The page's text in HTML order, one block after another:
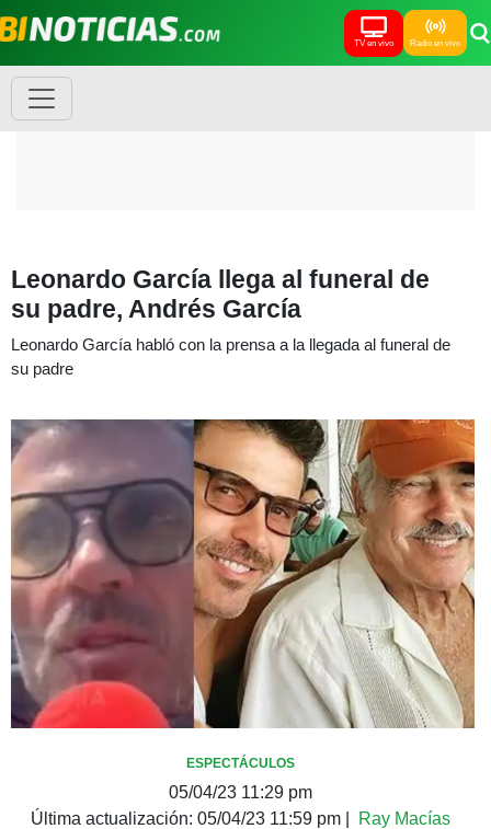
TV en vivo Radio en vivo
Leonardo García llega al funeral de
su padre, Andrés García
Leonardo García habló con la prensa a la llegada al funeral de
su padre
ESPECTÁCULOS
05/04/23 11:29 pm
Última actualización: 05/04/23 11:59 pm| Ray Macías